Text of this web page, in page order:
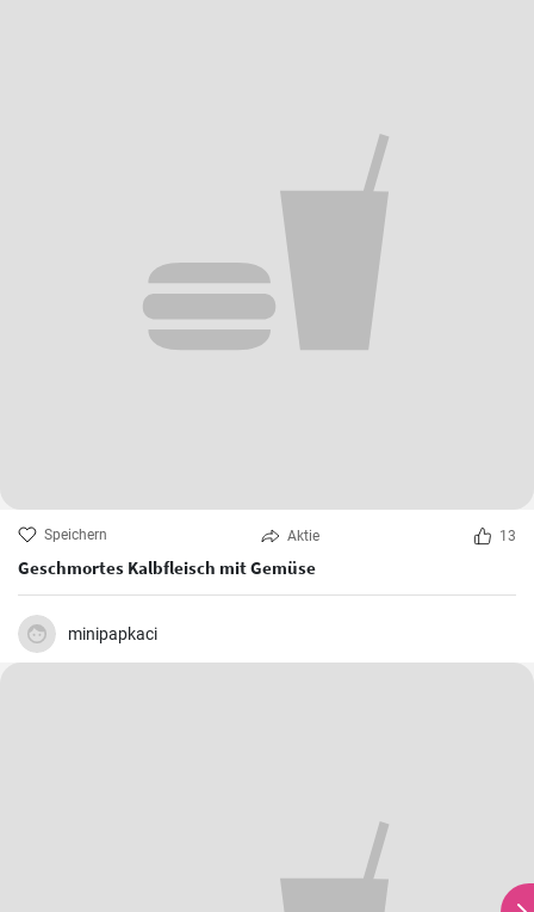
Speichern Aktie 13
Geschmortes Kalbfleisch mit Gemüse
minipapkaci